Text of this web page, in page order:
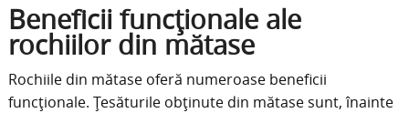
Beneficii funcționale ale
rochiilor din mătase
Rochiile din mătase oferă numeroase beneficii
funcționale. Țesăturile obținute din mătase sunt, înainte